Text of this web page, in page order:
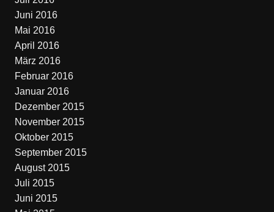
Juni 2016
Mai 2016
April 2016
März 2016
Februar 2016
Januar 2016
Dezember 2015
November 2015
Oktober 2015
September 2015
August 2015
Juli 2015
Juni 2015